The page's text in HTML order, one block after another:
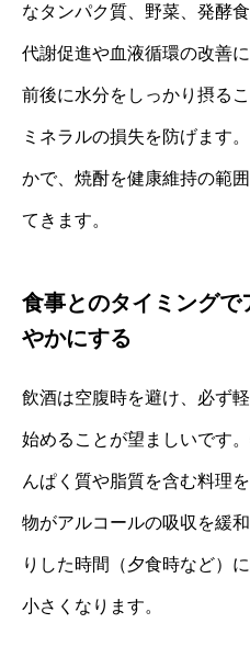
なタンパク質、野菜、発酵
代謝促進や血液循環の改善
前後に水分をしっかり摂る
ミネラルの損失を防げます
かで、焼酎を健康維持の範
てきます。
食事とのタイミング
やかにする
飲酒は空腹時を避け、必ず
始めることが望ましいです
んぱく質や脂質を含む料理
物がアルコールの吸収を緩
りした時間（夕食時など）
小さくなります。